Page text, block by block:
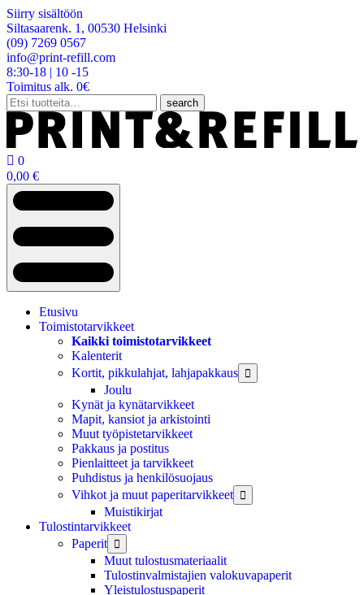
Siirry sisältöön
Siltasaarenk. 1, 00530 Helsinki
(09) 7269 0567
info@print-refill.com
8:30-18 | 10 -15
Toimitus alk. 0€
Etsi:
search
 0
0,00 €
Etusivu
Toimistotarvikkeet
Kaikki toimistotarvikkeet
Kalenterit
Kortit, pikkulahjat, lahjapakkaus

Joulu
Kynät ja kynätarvikkeet
Mapit, kansiot ja arkistointi
Muut työpistetarvikkeet
Pakkaus ja postitus
Pienlaitteet ja tarvikkeet
Puhdistus ja henkilösuojaus
Vihkot ja muut paperitarvikkeet

Muistikirjat
Tulostintarvikkeet
Paperit

Muut tulostusmateriaalit
Tulostinvalmistajien valokuvapaperit
Yleistulostuspaperit